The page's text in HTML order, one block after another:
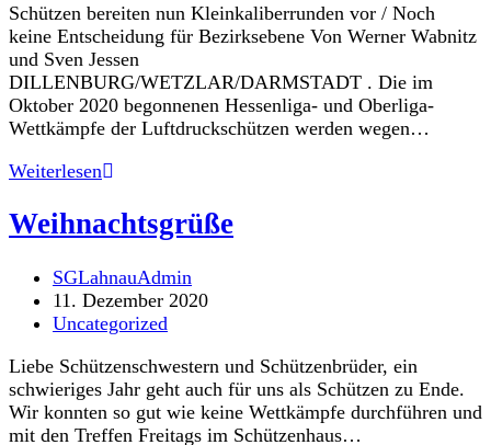
Schützen bereiten nun Kleinkaliberrunden vor / Noch
keine Entscheidung für Bezirksebene Von Werner Wabnitz
und Sven Jessen
DILLENBURG/WETZLAR/DARMSTADT . Die im
Oktober 2020 begonnenen Hessenliga- und Oberliga-
Wettkämpfe der Luftdruckschützen werden wegen…
WeiterlesenLandesverband
die
Saison
Weihnachtsgrüße
Beitrags-
Autor:
SGLahnauAdmin
Beitrag
veröffentlicht:
11. Dezember 2020
Beitrags-
Uncategorized
Liebe Schützenschwestern und Schützenbrüder, ein
schwieriges Jahr geht auch für uns als Schützen zu Ende.
Wir konnten so gut wie keine Wettkämpfe durchführen und
mit den Treffen Freitags im Schützenhaus…